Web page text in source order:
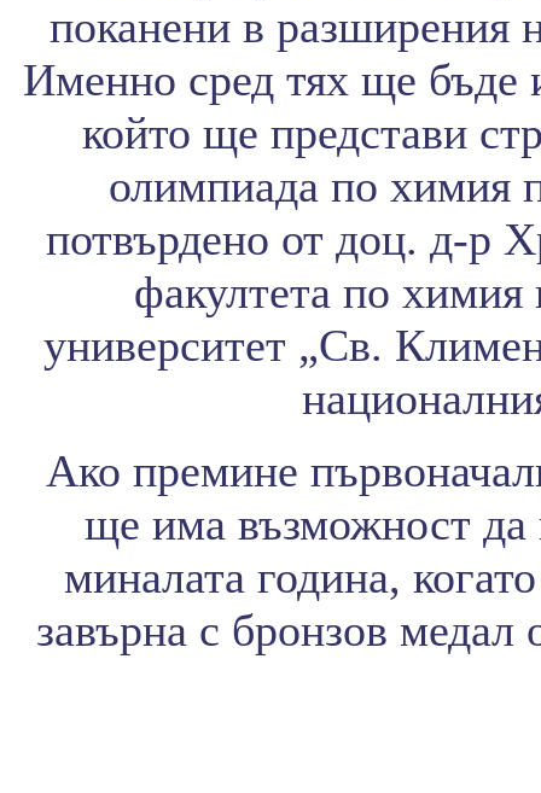
поканени в разширения
Именно сред тях ще бъде
който ще представи
олимпиада по химия
потвърдено от доц. д-р
факултета по
университет „Св.
Ако премине
ще има възможност да
миналата година,
завърна с бронзов